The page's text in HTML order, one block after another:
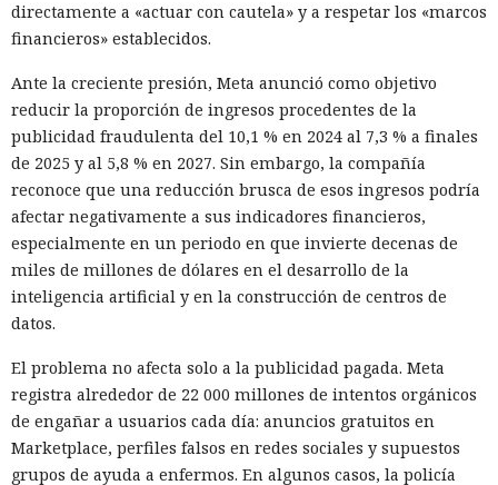
directamente a «actuar con cautela» y a respetar los «marcos
financieros» establecidos.
Ante la creciente presión, Meta anunció como objetivo
reducir la proporción de ingresos procedentes de la
publicidad fraudulenta del 10,1 % en 2024 al 7,3 % a finales
de 2025 y al 5,8 % en 2027. Sin embargo, la compañía
reconoce que una reducción brusca de esos ingresos podría
afectar negativamente a sus indicadores financieros,
especialmente en un periodo en que invierte decenas de
miles de millones de dólares en el desarrollo de la
inteligencia artificial y en la construcción de centros de
datos.
El problema no afecta solo a la publicidad pagada. Meta
registra alrededor de 22 000 millones de intentos orgánicos
de engañar a usuarios cada día: anuncios gratuitos en
Marketplace, perfiles falsos en redes sociales y supuestos
grupos de ayuda a enfermos. En algunos casos, la policía